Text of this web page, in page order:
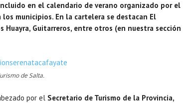
en el calendario de verano organizado por el
municipios. En la cartelera se destacan El
Huayra, Guitarreros, entre otros (en nuestra sección
de Salta.
por el Secretario de Turismo de la Provincia,